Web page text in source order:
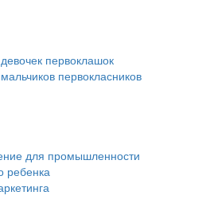
первоклашок
первокласников
для промышленности
ребенка